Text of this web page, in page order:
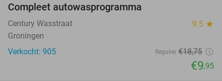
Compleet autowasprogramma
Century Wasstraat 9.5 star
Groningen
Verkocht: 905
Regulier €18,75
€9,95